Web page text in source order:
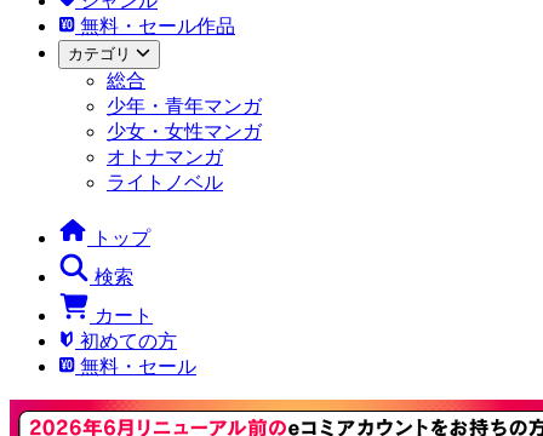
無料・セール作品
カテゴリ
総合
少年・青年マンガ
少女・女性マンガ
オトナマンガ
ライトノベル
トップ
検索
カート
初めての方
無料・セール